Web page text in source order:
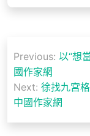
章
導
覽
Previous: 以“想
國作家網
Next: 徐找九宮
中國作家網